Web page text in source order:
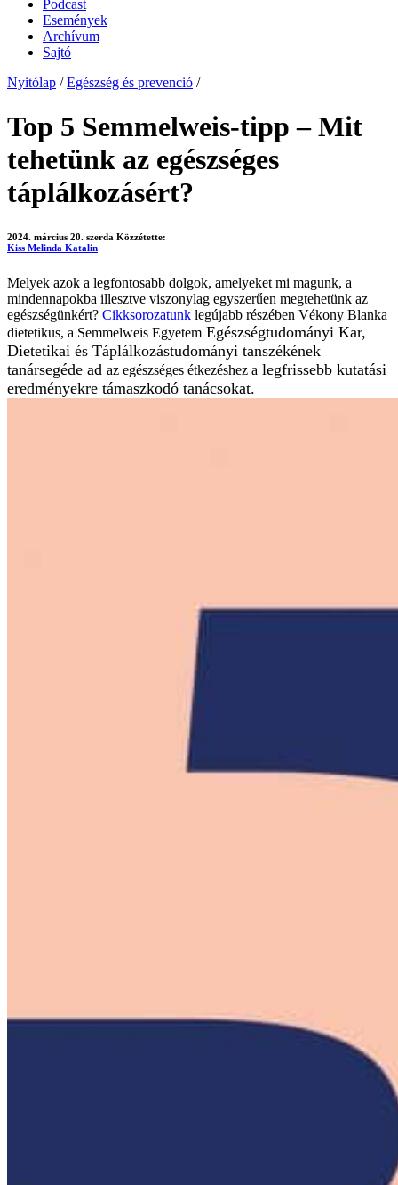
Podcast
Események
Archívum
Sajtó
Nyitólap / Egészség és prevenció /
Top 5 Semmelweis-tipp – Mit
tehetünk az egészséges
táplálkozásért?
2024. március 20. szerda Közzétette:
Kiss Melinda Katalin
Melyek azok a legfontosabb dolgok, amelyeket mi magunk, a
mindennapokba illesztve viszonylag egyszerűen megtehetünk az
egészségünkért? Cikksorozatunk legújabb részében Vékony Blanka
dietetikus, a Semmelweis Egyetem Egészségtudományi Kar,
Dietetikai és Táplálkozástudományi tanszékének
tanársegéde ad az egészséges étkezéshez a legfrissebb kutatási
eredményekre támaszkodó tanácsokat.